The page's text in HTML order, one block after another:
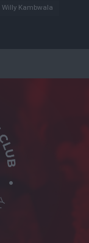
Willy Kambwala